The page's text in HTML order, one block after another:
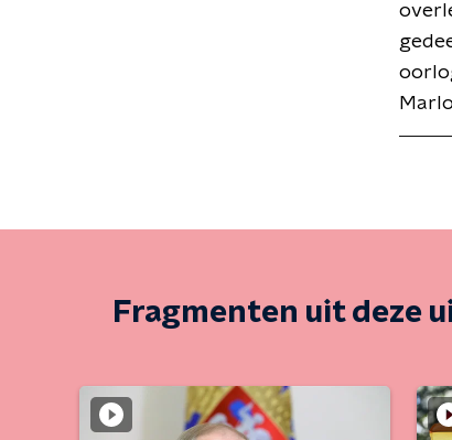
Fragmenten uit deze